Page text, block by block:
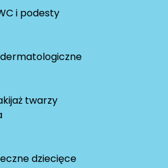
i podesty
twarzy
dziecięce